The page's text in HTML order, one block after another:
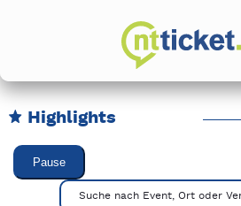
Highlights
Karussell Veranstaltungen
Pause
Mit Tab zu den Steuerelementen
Suche nach Event, Ort oder